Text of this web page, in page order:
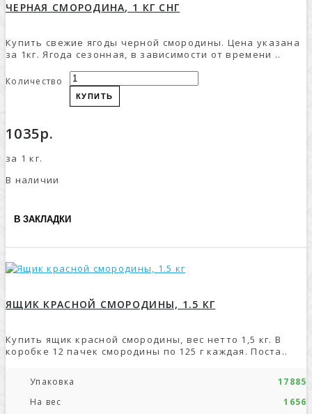
ЧЕРНАЯ СМОРОДИНА, 1 КГ СНГ
Купить свежие ягоды черной смородины. Цена указана
за 1кг. Ягода сезонная, в зависимости от времени ..
Количество
КУПИТЬ
1035р.
за 1 кг.
В наличии
В ЗАКЛАДКИ
ЯЩИК КРАСНОЙ СМОРОДИНЫ, 1.5 КГ
Купить ящик красной смородины, вес нетто 1,5 кг. В
коробке 12 пачек смородины по 125 г каждая. Поста..
Упаковка
На вес